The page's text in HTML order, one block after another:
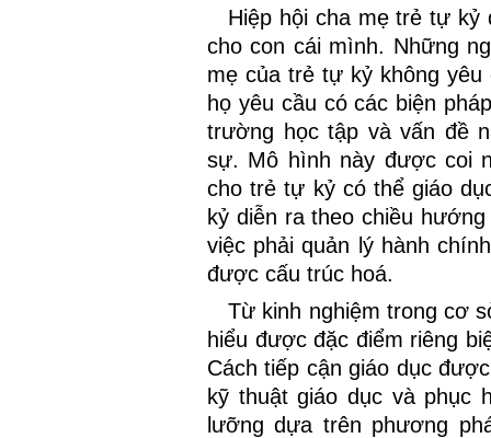
Hiệp hội cha mẹ trẻ tự kỷ
cho con cái mình. Những
mẹ của trẻ tự kỷ không
họ yêu cầu có các biện
trường học tập và vấn đề
sự. Mô hình này được coi
cho trẻ tự kỷ có thể giáo
kỷ diễn ra theo chiều
việc phải quản lý hành
được cấu trúc hoá.
Từ kinh nghiệm trong cơ
hiểu được đặc điểm riêng
Cách tiếp cận giáo dục
kỹ thuật giáo dục và phục
lưỡng dựa trên phương